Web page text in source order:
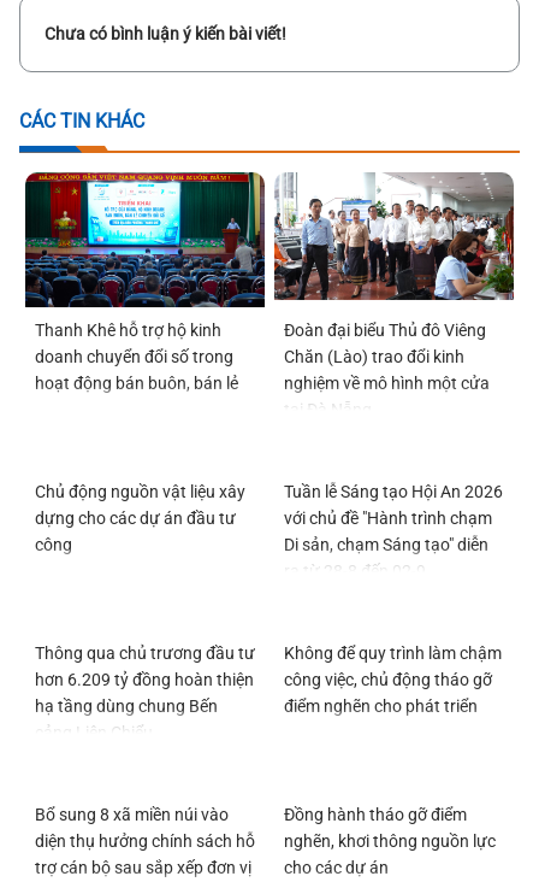
Chưa có bình luận ý kiến bài viết!
CÁC TIN KHÁC
Thanh Khê hỗ trợ hộ kinh
doanh chuyển đổi số trong
hoạt động bán buôn, bán lẻ
Đoàn đại biểu Thủ đô Viêng
Chăn (Lào) trao đổi kinh
nghiệm về mô hình một cửa
tại Đà Nẵng
Chủ động nguồn vật liệu xây
dựng cho các dự án đầu tư
công
Tuần lễ Sáng tạo Hội An 2026
với chủ đề "Hành trình chạm
Di sản, chạm Sáng tạo" diễn
ra từ 28-8 đến 02-9
Thông qua chủ trương đầu tư
hơn 6.209 tỷ đồng hoàn thiện
hạ tầng dùng chung Bến
cảng Liên Chiểu
Không để quy trình làm chậm
công việc, chủ động tháo gỡ
điểm nghẽn cho phát triển
Bổ sung 8 xã miền núi vào
diện thụ hưởng chính sách hỗ
trợ cán bộ sau sắp xếp đơn vị
Đồng hành tháo gỡ điểm
nghẽn, khơi thông nguồn lực
cho các dự án